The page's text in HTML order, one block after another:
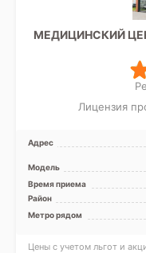
МЕДИЦИНСКИЙ
Лицензия
Адрес
Модель
Время приема
Район
Метро рядом
Цены с учетом льгот и